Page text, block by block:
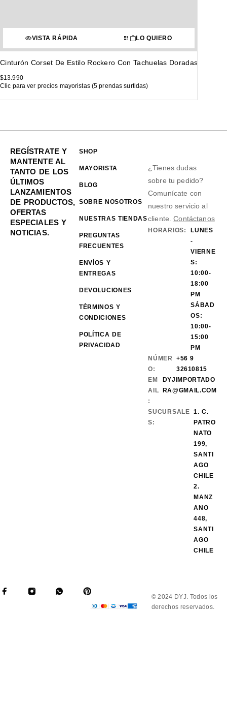
VISTA RÁPIDA LO QUIERO
Cinturón Corset De Estilo Rockero Con Tachuelas Doradas
$13.990
Clic para ver precios mayoristas (5 prendas surtidas)
REGÍSTRATE Y
MANTENTE AL
TANTO DE LOS
ÚLTIMOS
LANZAMIENTOS
DE PRODUCTOS,
OFERTAS
ESPECIALES Y
NOTICIAS.
SHOP
MAYORISTA
BLOG
SOBRE NOSOTROS
NUESTRAS TIENDAS
PREGUNTAS
FRECUENTES
ENVÍOS Y
ENTREGAS
DEVOLUCIONES
TÉRMINOS Y
CONDICIONES
POLÍTICA DE
PRIVACIDAD
¿Tienes dudas
sobre tu pedido?
Comunícate con
nuestro servicio al
cliente.Contáctanos
HORARIOS:
LUNES
-
VIERNE
S:
10:00-
18:00
PM
SÁBAD
OS:
10:00-
15:00
PM
NÚMER
O:
+56 9
32610815
EM
AIL
:
DYJIMPORTADO
RA@GMAIL.COM
SUCURSALE
S:
1. C.
PATRO
NATO
199,
SANTI
AGO
CHILE
2.
MANZ
ANO
448,
SANTI
AGO
CHILE
© 2024 DYJ. Todos los
derechos reservados.